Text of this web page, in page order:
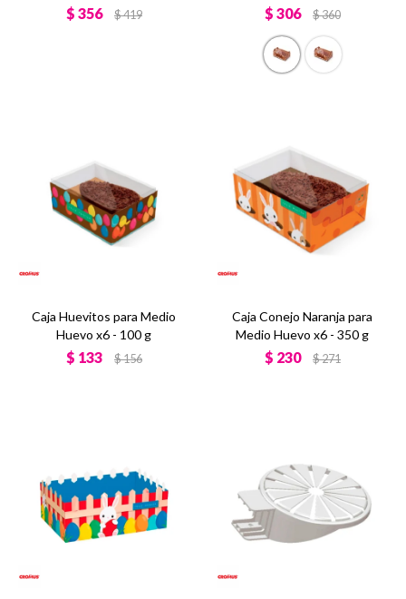
$ 356 $419 $ 306 $360
Caja Huevitos para Medio
Huevo x6 - 100 g
$ 133 $156
Caja Conejo Naranja para
Medio Huevo x6 - 350 g
$ 230 $271